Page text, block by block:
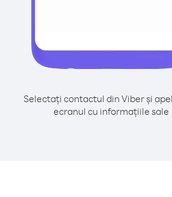
Selectați contactul din Viber și
ecranul cu informațiile sale